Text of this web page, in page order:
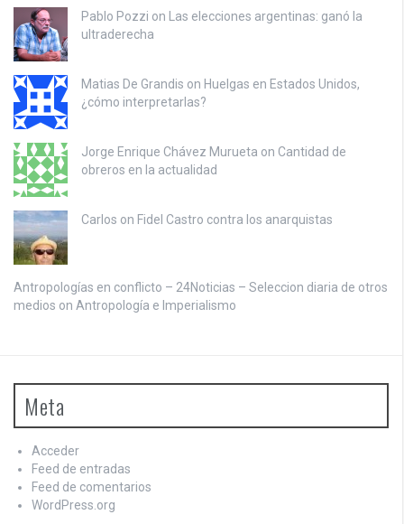
Pablo Pozzi on
Las elecciones argentinas: ganó la
ultraderecha
Matias De Grandis on Huelgas en Estados Unidos,
¿cómo interpretarlas?
Jorge Enrique Chávez Murueta on Cantidad de
obreros en la actualidad
Carlos on Fidel Castro contra los anarquistas
Antropologías en conflicto – 24Noticias – Seleccion diaria de otros
medios on Antropología e Imperialismo
Meta
Acceder
Feed de entradas
Feed de comentarios
WordPress.org